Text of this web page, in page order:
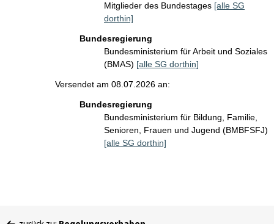
Mitglieder des Bundestages [alle SG
dorthin]
Bundesregierung
Bundesministerium für Arbeit und Soziales
(BMAS) [alle SG dorthin]
Versendet am 08.07.2026 an:
Bundesregierung
Bundesministerium für Bildung, Familie,
Senioren, Frauen und Jugend (BMBFSFJ)
[alle SG dorthin]